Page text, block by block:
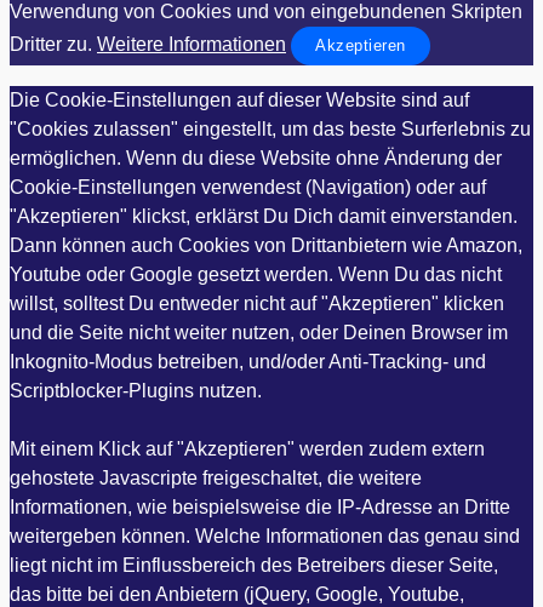
Verwendung von Cookies und von eingebundenen Skripten
Dritter zu. Weitere Informationen Akzeptieren
Die Cookie-Einstellungen auf dieser Website sind auf
"Cookies zulassen" eingestellt, um das beste Surferlebnis zu
ermöglichen. Wenn du diese Website ohne Änderung der
Cookie-Einstellungen verwendest (Navigation) oder auf
"Akzeptieren" klickst, erklärst Du Dich damit einverstanden.
Dann können auch Cookies von Drittanbietern wie Amazon,
Youtube oder Google gesetzt werden. Wenn Du das nicht
willst, solltest Du entweder nicht auf "Akzeptieren" klicken
und die Seite nicht weiter nutzen, oder Deinen Browser im
Inkognito-Modus betreiben, und/oder Anti-Tracking- und
Scriptblocker-Plugins nutzen.
Mit einem Klick auf "Akzeptieren" werden zudem extern
gehostete Javascripte freigeschaltet, die weitere
Informationen, wie beispielsweise die IP-Adresse an Dritte
weitergeben können. Welche Informationen das genau sind
liegt nicht im Einflussbereich des Betreibers dieser Seite,
das bitte bei den Anbietern (jQuery, Google, Youtube,